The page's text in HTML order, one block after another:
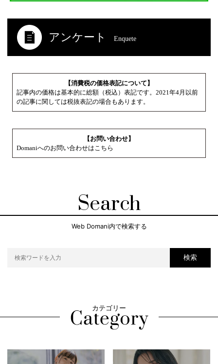
アンケート Enquete
【消費税の価格表記について】
記事内の価格は基本的に総額（税込）表記です。2021年4月以前
の記事に関しては税抜表記の場合もあります。
【お問い合わせ】
Domaniへのお問い合わせはこちら
Search
Web Domani内で検索する
検索
カテゴリー